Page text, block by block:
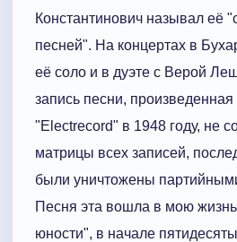
Константинович называл её
песней". На концертах в
её соло и в дуэте с Верой
запись песни,
"Electrecord" в 1948 году, не
матрицы всех записей,
были уничтожены
Песня эта вошла в мою
юности", в начале